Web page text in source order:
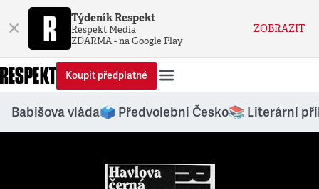
× Týdeník Respekt
Respekt Media
ZDARMA - na Google Play
ZOBRAZIT
Koupit předplatné
Babišova vláda🗳️ Předvolební Česko📚 Literární